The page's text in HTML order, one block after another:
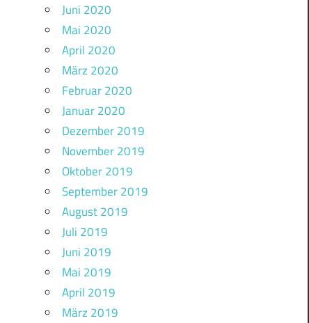
Juni 2020
Mai 2020
April 2020
März 2020
Februar 2020
Januar 2020
Dezember 2019
November 2019
Oktober 2019
September 2019
August 2019
Juli 2019
Juni 2019
Mai 2019
April 2019
März 2019